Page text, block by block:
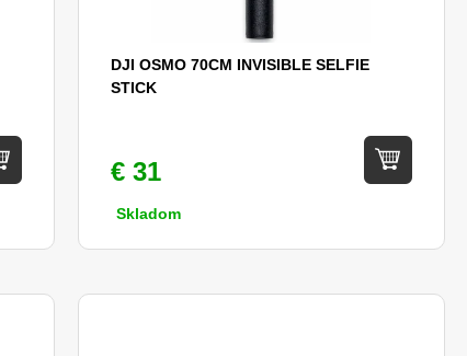
DJI OSMO 70CM INVISIBLE SELFIE
STICK
€ 31
Skladom